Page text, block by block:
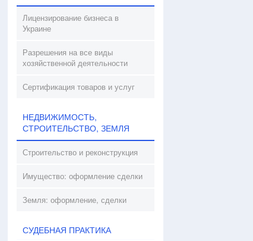
Лицензирование бизнеса в
Украине
Разрешения на все виды
хозяйственной деятельности
Сертификация товаров и услуг
НЕДВИЖИМОСТЬ,
СТРОИТЕЛЬСТВО, ЗЕМЛЯ
Строительство и реконструкция
Имущество: оформление сделки
Земля: оформление, сделки
СУДЕБНАЯ ПРАКТИКА